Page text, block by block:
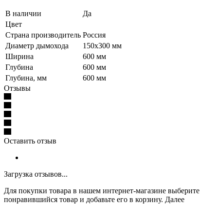
В наличии
Да
Цвет
Страна производитель Россия
Диаметр дымохода
150х300 мм
Ширина
600 мм
Глубина
600 мм
Глубина, мм
600 мм
Отзывы
Оставить отзыв
Загрузка отзывов...
Для покупки товара в нашем интернет-магазине выберите
понравившийся товар и добавьте его в корзину. Далее